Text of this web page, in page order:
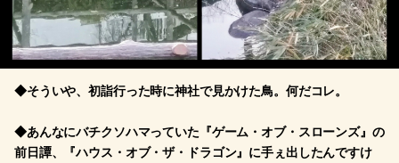
◆そういや、初詣行った時に神社で見かけた鳥。何だコレ。
◆あんなにバチクソハマっていた『ゲーム・オブ・スローンズ』の
前日譚、『ハウス・オブ・ザ・ドラゴン』に手ぇ出したんですけ